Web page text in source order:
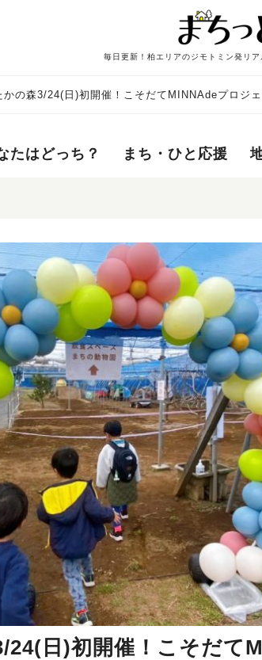
毎日更新！柏エリアのジモトミン発リ
かの森3/24(日)初開催！こそだてMINNAdeプロジ
たはどっち？ まち・ひと応援
24(日)初開催！こそだて